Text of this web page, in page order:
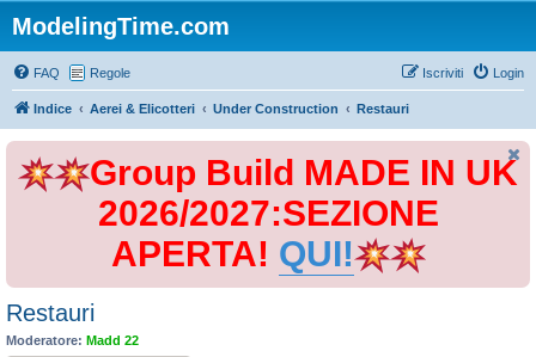
ModelingTime.com
FAQ Regole Login
Iscriviti
Indice Aerei & Elicotteri Under Construction Restauri
Group Build MADE IN UK
2026/2027:SEZIONE
APERTA! QUI!
Restauri
Moderatore: Madd 22